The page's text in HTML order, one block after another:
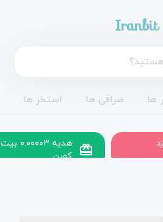
Iranbit
ها صرافی ها استخر ها
redeem
هدیه ۰.۰۰۰۰۳ بیت
کوین